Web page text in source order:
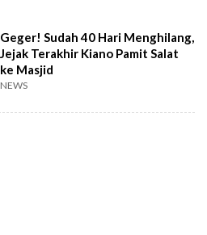
Geger! Sudah 40 Hari Menghilang,
Jejak Terakhir Kiano Pamit Salat
ke Masjid
NEWS